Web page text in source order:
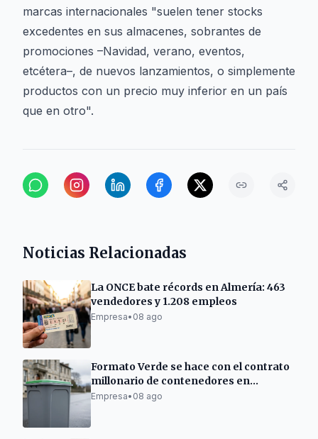
marcas internacionales "suelen tener stocks
excedentes en sus almacenes, sobrantes de
promociones –Navidad, verano, eventos,
etcétera–, de nuevos lanzamientos, o simplemente
productos con un precio muy inferior en un país
que en otro".
Noticias Relacionadas
La ONCE bate récords en Almería: 463
vendedores y 1.208 empleos
Empresa• 08 ago
Formato Verde se hace con el contrato
millonario de contenedores en
Ourense
Empresa• 08 ago